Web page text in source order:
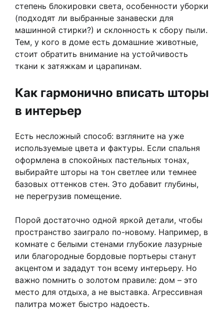
степень блокировки света, особенности уборки
(подходят ли выбранные занавески для
машинной стирки?) и склонность к сбору пыли.
Тем, у кого в доме есть домашние животные,
стоит обратить внимание на устойчивость
ткани к затяжкам и царапинам.
Как гармонично вписать шторы
в интерьер
Есть несложный способ: взгляните на уже
используемые цвета и фактуры. Если спальня
оформлена в спокойных пастельных тонах,
выбирайте шторы на тон светлее или темнее
базовых оттенков стен. Это добавит глубины,
не перегрузив помещение.
Порой достаточно одной яркой детали, чтобы
пространство заиграло по-новому. Например, в
комнате с белыми стенами глубокие лазурные
или благородные бордовые портьеры станут
акцентом и зададут тон всему интерьеру. Но
важно помнить о золотом правиле: дом – это
место для отдыха, а не выставка. Агрессивная
палитра может быстро надоесть.